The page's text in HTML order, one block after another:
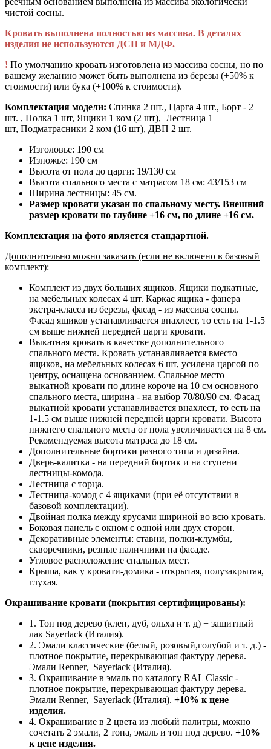
чистой сосны.
Кровать выполнена полностью из массива. В деталях
изделия не используются ДСП и МДФ.
! По умолчанию кровать изготовлена из массива сосны, но по
вашему желанию может быть выполнена из березы (+50% к
стоимости) или бука (+100% к стоимости).
Комплектация модели: Спинка 2 шт., Царга 4 шт., Борт - 2
шт. , Полка 1 шт, Ящики 1 ком (2 шт), Лестница 1
шт, Подматрасники 2 ком (16 шт), ДВП 2 шт.
Изголовье: 190 см
Изножье: 190 см
Высота от пола до царги: 19/130 см
Высота спального места с матрасом 18 см: 43/153 см
Ширина лестницы: 45 см.
Размер кровати указан по спальному месту. Внешний
размер кровати по глубине +16 см, по длине +16 см.
Комплектация на фото является стандартной.
Дополнительно можно заказать (если не включено в базовый
комплект):
Комплект из двух больших ящиков. Ящики подкатные,
на мебельных колесах 4 шт. Каркас ящика - фанера
экстра-класса из березы, фасад - из массива сосны.
Фасад ящиков устанавливается внахлест, то есть на 1-1.5
см выше нижней передней царги кровати.
Выкатная кровать в качестве дополнительного
спального места. Кровать устанавливается вместо
ящиков, на мебельных колесах 6 шт, усилена царгой по
центру, оснащена основанием. Спальное место
выкатной кровати по длине короче на 10 см основного
спального места, ширина - на выбор 70/80/90 см. Фасад
выкатной кровати устанавливается внахлест, то есть на
1-1.5 см выше нижней передней царги кровати. Высота
нижнего спального места от пола увеличивается на 8 см.
Рекомендуемая высота матраса до 18 см.
Дополнительные бортики разного типа и дизайна.
Дверь-калитка - на передний бортик и на ступени
лестницы-комода.
Лестница с торца.
Лестница-комод с 4 ящиками (при её отсутствии в
базовой комплектации).
Двойная полка между ярусами шириной во всю кровать.
Боковая панель с окном с одной или двух сторон.
Декоративные элементы: ставни, полки-клумбы,
скворечники, резные наличники на фасаде.
Угловое расположение спальных мест.
Крыша, как у кровати-домика - открытая, полузакрытая,
глухая.
Окрашивание кровати (покрытия сертифицированы):
1. Тон под дерево (клен, дуб, ольха и т. д) + защитный
лак Sayerlack (Италия).
2. Эмали классические (белый, розовый,голубой и т. д.) -
плотное покрытие, перекрывающая фактуру дерева.
Эмали Renner, Sayerlack (Италия).
3. Окрашивание в эмаль по каталогу RAL Classic -
плотное покрытие, перекрывающая фактуру дерева.
Эмали Renner, Sayerlack (Италия). +10% к цене
изделия.
4. Окрашивание в 2 цвета из любый палитры, можно
сочетать 2 эмали, 2 тона, эмаль и тон под дерево. +10%
к цене изделия.